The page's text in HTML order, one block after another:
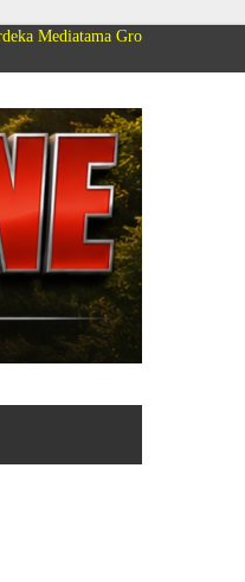
Mengucapkan Selamat